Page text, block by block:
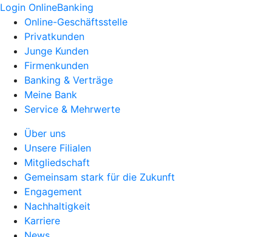
Login OnlineBanking
Online-Geschäftsstelle
Privatkunden
Junge Kunden
Firmenkunden
Banking & Verträge
Meine Bank
Service & Mehrwerte
Über uns
Unsere Filialen
Mitgliedschaft
Gemeinsam stark für die Zukunft
Engagement
Nachhaltigkeit
Karriere